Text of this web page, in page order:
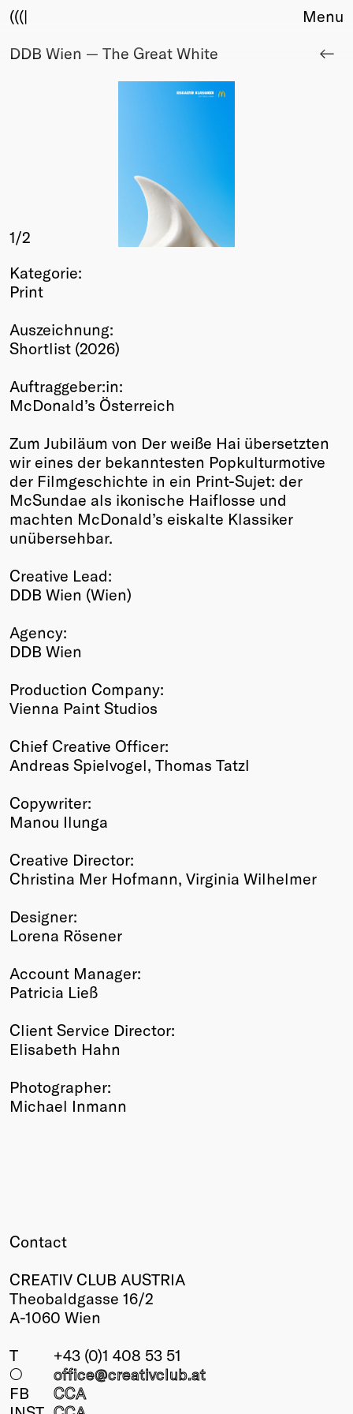
(((|
About
Info
Members
Friends of Creativity
Winners
2026
Past
Menu
DDB Wien — The Great White
1/2
Kategorie:
Print
Auszeichnung:
Shortlist (2026)
Auftraggeber:in:
McDonald’s Österreich
Zum Jubiläum von Der weiße Hai übersetzten
wir eines der bekanntesten Popkulturmotive
der Filmgeschichte in ein Print-Sujet: der
McSundae als ikonische Haiflosse und
machten McDonald’s eiskalte Klassiker
unübersehbar.
Creative Lead:
DDB Wien (Wien)
Agency:
DDB Wien
Production Company:
Vienna Paint Studios
Chief Creative Officer:
Andreas Spielvogel, Thomas Tatzl
Copywriter:
Manou Ilunga
Creative Director:
Christina Mer Hofmann, Virginia Wilhelmer
Designer:
Lorena Rösener
Account Manager:
Patricia Ließ
Client Service Director:
Elisabeth Hahn
Photographer:
Michael Inmann
Contact
CREATIV CLUB AUSTRIA
Theobaldgasse 16/2
A-1060 Wien
T
+43 (0)1 408 53 51
○
office@creativclub.at
FB
CCA